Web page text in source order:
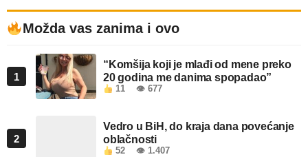
Možda vas zanima i ovo
1
“Komšija koji je mlađi od mene preko
20 godina me danima spopadao”
11 👁 677
2
Vedro u BiH, do kraja dana povećanje
oblačnosti
52 👁 1.407